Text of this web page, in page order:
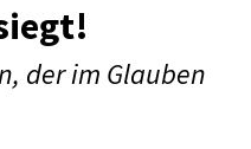
der im Glauben